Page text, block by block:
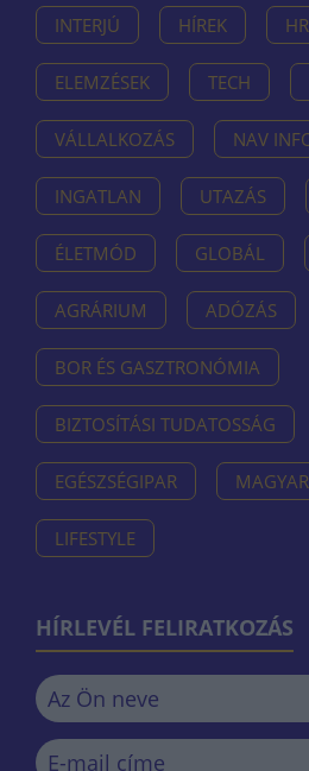
INTERJÚ HÍREK HR
ELEMZÉSEK TECH
VÁLLALKOZÁS NAV
INGATLAN UTAZÁS
ÉLETMÓD GLOBÁL
AGRÁRIUM ADÓZÁS
BOR ÉS GASZTRONÓMIA
BIZTOSÍTÁSI TUDATOSSÁG
EGÉSZSÉGIPAR
LIFESTYLE
HÍRLEVÉL FELIRATKOZÁS